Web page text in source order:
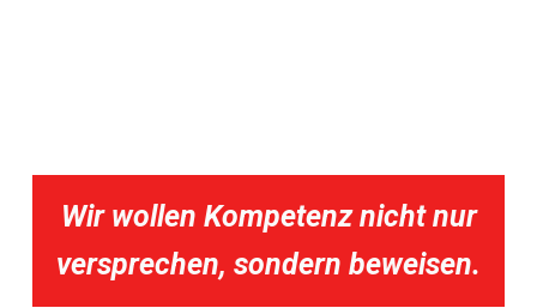
Wir wollen Kompetenz nicht nur
versprechen, sondern beweisen.